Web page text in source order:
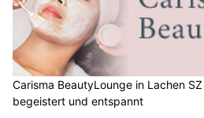
Carisma BeautyLounge in Lachen
begeistert und entspannt